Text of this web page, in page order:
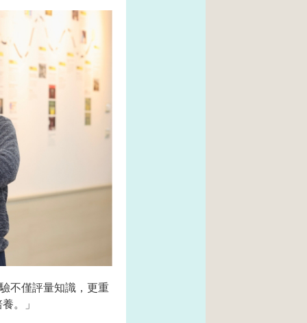
不僅評量知識，更重
。」